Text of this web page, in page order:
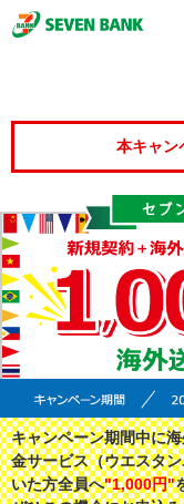
本キャン
キャンペーン期間中に
金サービス（ウエスタ
いた方全員へ"1,000円"